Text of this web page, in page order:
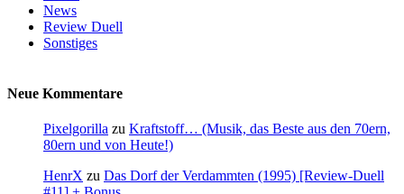
News
Review Duell
Sonstiges
Neue Kommentare
Pixelgorilla zu Kraftstoff… (Musik, das Beste aus den 70ern,
80ern und von Heute!)
HenrX zu Das Dorf der Verdammten (1995) [Review-Duell